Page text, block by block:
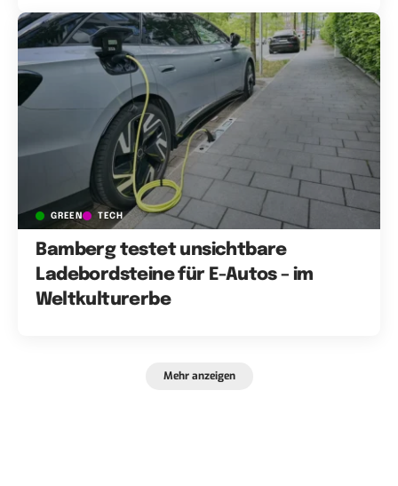
GREEN TECH
Bamberg testet unsichtbare
Ladebordsteine für E-Autos – im
Weltkulturerbe
Mehr anzeigen